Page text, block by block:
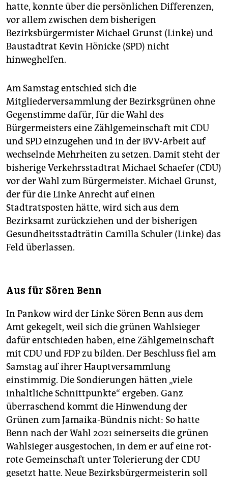
hatte, konnte über die persönlichen Differenzen,
vor allem zwischen dem bisherigen
Bezirksbürgermister Michael Grunst (Linke) und
Baustadtrat Kevin Hönicke (SPD) nicht
hinweghelfen.
Am Samstag entschied sich die
Mitgliederversammlung der Bezirksgrünen ohne
Gegenstimme dafür, für die Wahl des
Bürgermeisters eine Zählgemeinschaft mit CDU
und SPD einzugehen und in der BVV-Arbeit auf
wechselnde Mehrheiten zu setzen. Damit steht der
bisherige Verkehrsstadtrat Michael Schaefer (CDU)
vor der Wahl zum Bürgermeister. Michael Grunst,
der für die Linke Anrecht auf einen
Stadtratsposten hätte, wird sich aus dem
Bezirksamt zurückziehen und der bisherigen
Gesundheitsstadträtin Camilla Schuler (Linke) das
Feld überlassen.
Aus für Sören Benn
In Pankow wird der Linke Sören Benn aus dem
Amt gekegelt, weil sich die grünen Wahlsieger
dafür entschieden haben, eine Zählgemeinschaft
mit CDU und FDP zu bilden. Der Beschluss fiel am
Samstag auf ihrer Hauptversammlung
einstimmig. Die Sondierungen hätten „viele
inhaltliche Schnittpunkte“ ergeben. Ganz
überraschend kommt die Hinwendung der
Grünen zum Jamaika-Bündnis nicht: So hatte
Benn nach der Wahl 2021 seinerseits die grünen
Wahlsieger ausgestochen, in dem er auf eine rot-
rote Gemeinschaft unter Tolerierung der CDU
gesetzt hatte. Neue Bezirksbürgermeisterin soll